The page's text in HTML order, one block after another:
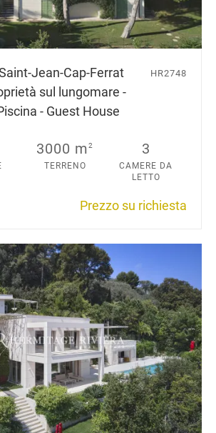
Jean-Cap-Ferrat
sul lungomare -
- Guest House
HR2748
3000 m2
TERRENO
3
CAMERE DA
LETTO
Prezzo su richiesta